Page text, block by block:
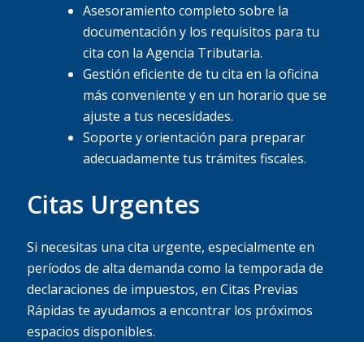
Asesoramiento completo sobre la
documentación y los requisitos para tu
cita con la Agencia Tributaria.
Gestión eficiente de tu cita en la oficina
más conveniente y en un horario que se
ajuste a tus necesidades.
Soporte y orientación para preparar
adecuadamente tus trámites fiscales.
Citas Urgentes
Si necesitas una cita urgente, especialmente en
períodos de alta demanda como la temporada de
declaraciones de impuestos, en Citas Previas
Rápidas te ayudamos a encontrar los próximos
espacios disponibles.